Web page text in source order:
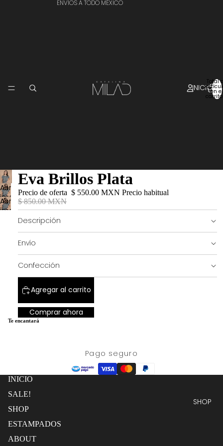
ENVÍOS A TODO MÉXICO
INICIO
SHOP
Total
en el
Abrir
imagen
a
pantalla
completa
Abrir
imagen
completa
Eva Brillos Plata
Precio de oferta $ 550.00 MXN Precio habitual
$ 850.00 MXN
Descripción
Envío
Confección
Agregar al carrito
Comprar ahora
Te encantará
Pago seguro
INICIO
SALE!
SHOP
ESTAMPADOS
ABOUT